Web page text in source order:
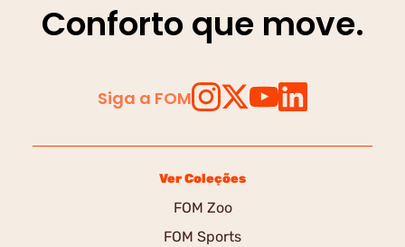
Conforto que move.
Siga a FOM
Ver Coleções
FOM Zoo
FOM Sports